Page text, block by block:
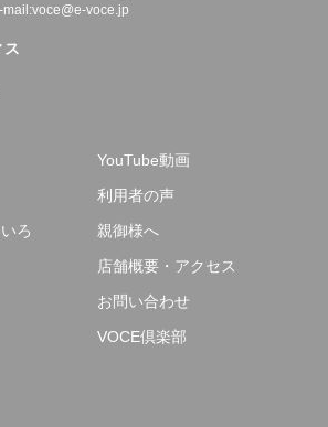
voce.jp
ろ
YouTube動画
利用者の声
親御様へ
店舗概要・アクセス
お問い合わせ
VOCE倶楽部